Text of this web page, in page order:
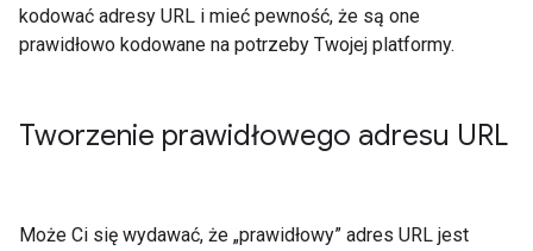
kodować adresy URL i mieć pewność, że są one
prawidłowo kodowane na potrzeby Twojej platformy.
Tworzenie prawidłowego adresu URL
Może Ci się wydawać, że „prawidłowy” adres URL jest